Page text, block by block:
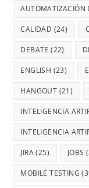
AUTOMATIZACIÓN
CALIDAD (24)
DEBATE (22)
ENGLISH (23)
HANGOUT (21)
INTELIGENCIA
INTELIGENCIA
JIRA(25) JOBS
MOBILE TESTING